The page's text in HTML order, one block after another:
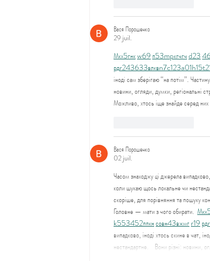
Вася Порошенко
29 juil.
Мкх5гнкw69 п53mpкгчгчd23
рдr243633влквn7c123a01h15
іноді сам зберігаю “на потім”.
новини, огляди, думки, регіональні
Можливо, хтось іще знайде серед
Вася Порошенко
02 juil.
Часом знаходжу ці джерела
коли шукаю щось локальне чи
скоріше, для порівняння та пошуку
Головне — мати з чого обирати. Мкх
k553452ппкнсовн43вжмгr19 рд
випадково, іноді хтось скине в чат,
нестандартне.    Вони різні: новини,